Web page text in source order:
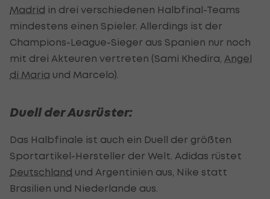
Madrid in drei verschiedenen Halbfinal-Teams
mindestens einen Spieler. Allerdings ist der
Champions-League-Sieger aus Spanien nur noch
mit drei Akteuren vertreten (Sami Khedira, Angel
di Maria und Marcelo).
Duell der Ausrüster:
Das Halbfinale ist auch ein Duell der größten
Sportartikel-Hersteller der Welt. Adidas rüstet
Deutschland und Argentinien aus, Nike statt
Brasilien und Niederlande aus.